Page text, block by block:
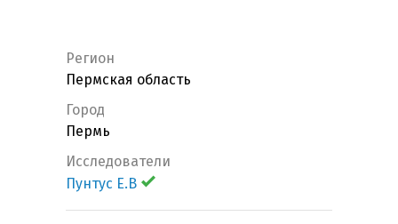
Регион
Пермская область
Город
Пермь
Исследователи
Пунтус Е.В